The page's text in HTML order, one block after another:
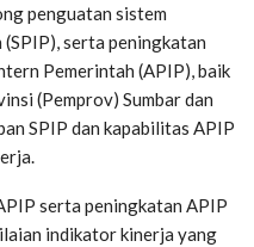
penguatan sistem
serta peningkatan
Pemerintah (APIP), baik
(Pemprov) Sumbar dan
SPIP dan kapabilitas APIP
serta peningkatan APIP
indikator kinerja yang